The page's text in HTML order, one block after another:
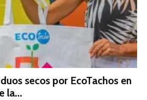
secos por EcoTachos en
la...